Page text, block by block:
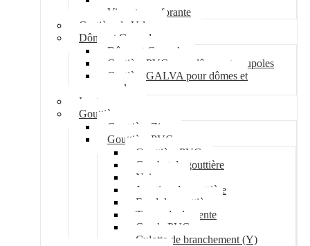
Vis auto-perforante
Costière de Velux
Dôme et Coupole
Dôme et Coupole
Costière PVC pour dômes et coupoles
Costière GALVA pour dômes et
coupoles
Lanterneau
Gouttière
Gouttière Zinc
Gouttière PVC
Gouttière PVC
Crochet de gouttière
Naissance
Jonction de gouttière
Fond de gouttière
Tuyau de descente
Coude PVC
Culotte de branchement (Y)